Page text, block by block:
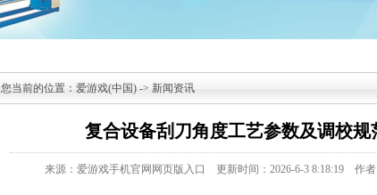
您当前的位置： 爱游戏(中国) -> 新闻资讯
复合设备刮刀角度工艺参数及调校规
来源：爱游戏手机官网网页版入口 更新时间：2026-6-3 8:18:19 作